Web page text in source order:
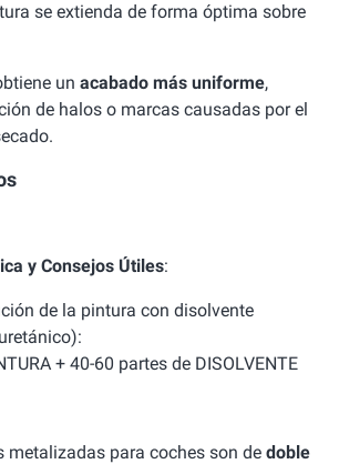
se extienda de forma óptima sobre
un acabado más uniforme,
de halos o marcas causadas por el
y Consejos Útiles:
de la pintura con disolvente
+ 40-60 partes de DISOLVENTE
metalizadas para coches son de doble